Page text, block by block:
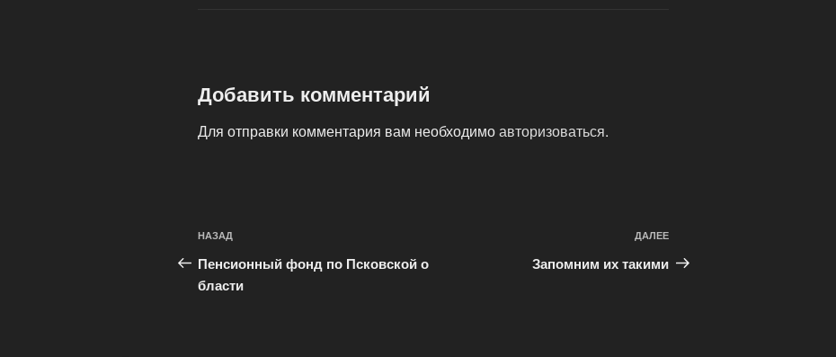
Добавить комментарий
Для отправки комментария вам необходимоавторизоваться.
Навигация
по
записям
Предыдущая
запись:
НАЗАД
Пенсионный фонд по Псковской о
бласти
запись
ДАЛЕЕ
Запомним их такими